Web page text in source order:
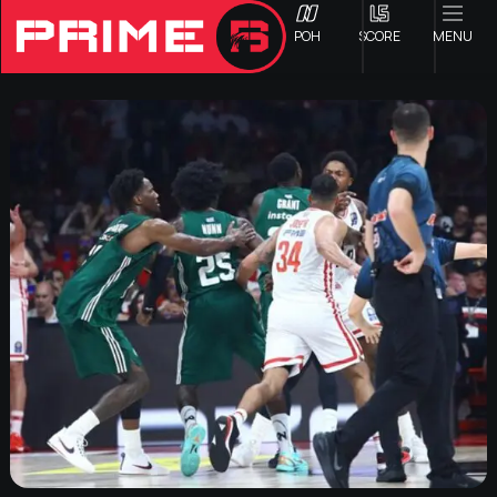
ΡΟΗ SCORE MENU
Γ ΕΘΝΙΚΗ
Α1 ΕΠΣΗ
Α2 ΕΠΣΗ
Β1 ΕΠΣΗ
Β2 ΕΠΣΗ